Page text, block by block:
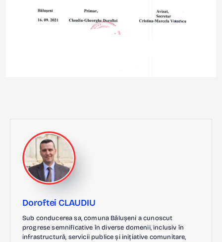
Doroftei CLAUDIU
Sub conducerea sa, comuna Bălușeni a cunoscut
progrese semnificative în diverse domenii, inclusiv în
infrastructură, servicii publice și inițiative comunitare,